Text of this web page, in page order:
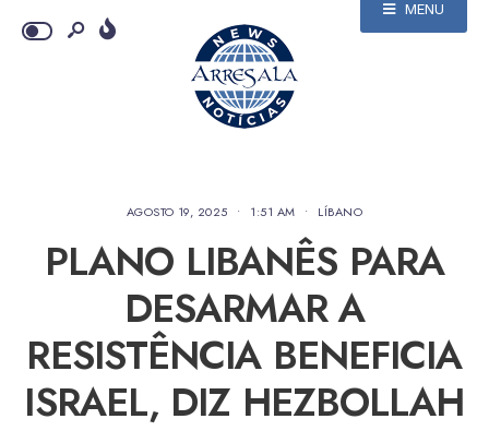
MENU
AGOSTO 19, 2025 • 1:51 AM • LÍBANO
PLANO LIBANÊS PARA
DESARMAR A
RESISTÊNCIA BENEFICIA
ISRAEL, DIZ HEZBOLLAH